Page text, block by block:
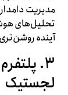
مدیریت
تحلیل‌های
آینده
۳.
لجستیک